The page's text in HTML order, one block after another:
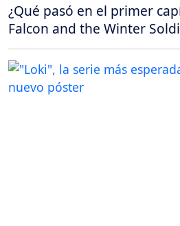
¿Qué pasó en el primer
Falcon and the Winter